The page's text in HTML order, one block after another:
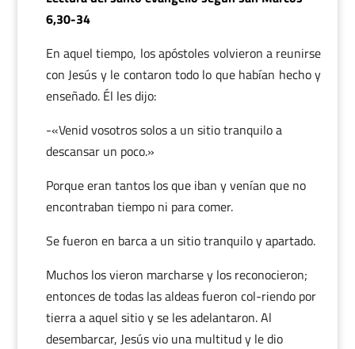
6,30-34
En aquel tiempo, los apóstoles volvieron a reunirse
con Jesús y le contaron todo lo que habían hecho y
enseñado. Él les dijo:
-«Venid vosotros solos a un sitio tranquilo a
descansar un poco.»
Porque eran tantos los que iban y venían que no
encontraban tiempo ni para comer.
Se fueron en barca a un sitio tranquilo y apartado.
Muchos los vieron marcharse y los reconocieron;
entonces de todas las aldeas fueron col-riendo por
tierra a aquel sitio y se les adelantaron. Al
desembarcar, Jesús vio una multitud y le dio